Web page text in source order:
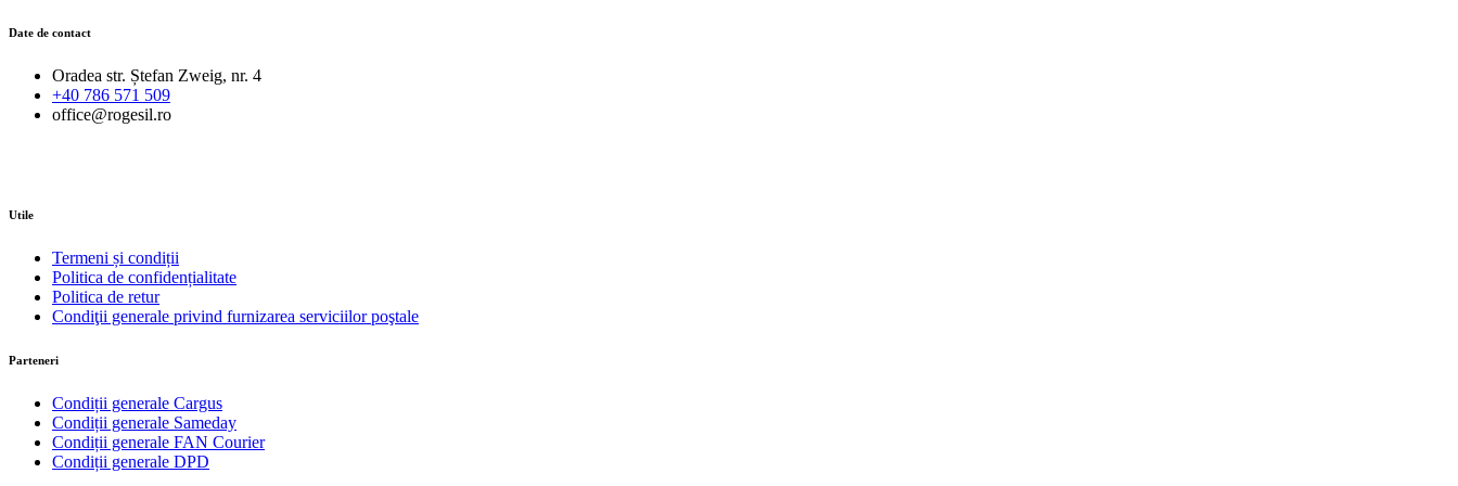
Date de contact
Oradea str. Ștefan Zweig, nr. 4
+40 786 571 509
office@rogesil.ro
Utile
Termeni și condiții
Politica de confidențialitate
Politica de retur
Condiţii generale privind furnizarea serviciilor poştale
Parteneri
Condiții generale Cargus
Condiții generale Sameday
Condiții generale FAN Courier
Condiții generale DPD